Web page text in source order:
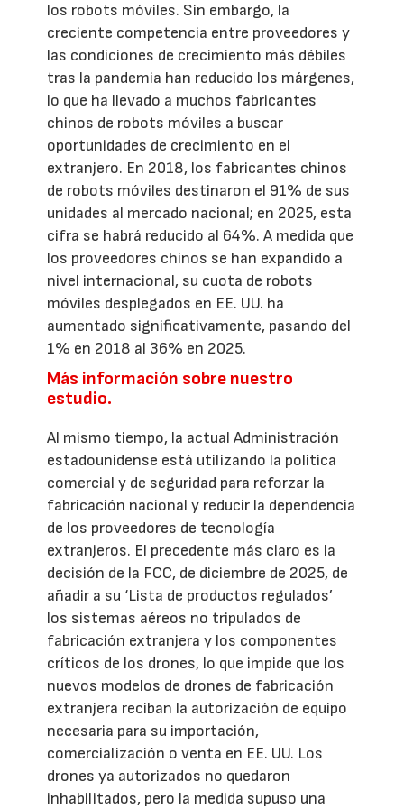
los robots móviles. Sin embargo, la
creciente competencia entre proveedores y
las condiciones de crecimiento más débiles
tras la pandemia han reducido los márgenes,
lo que ha llevado a muchos fabricantes
chinos de robots móviles a buscar
oportunidades de crecimiento en el
extranjero. En 2018, los fabricantes chinos
de robots móviles destinaron el 91% de sus
unidades al mercado nacional; en 2025, esta
cifra se habrá reducido al 64%. A medida que
los proveedores chinos se han expandido a
nivel internacional, su cuota de robots
móviles desplegados en EE. UU. ha
aumentado significativamente, pasando del
1% en 2018 al 36% en 2025.
Más información sobre nuestro
estudio.
Al mismo tiempo, la actual Administración
estadounidense está utilizando la política
comercial y de seguridad para reforzar la
fabricación nacional y reducir la dependencia
de los proveedores de tecnología
extranjeros. El precedente más claro es la
decisión de la FCC, de diciembre de 2025, de
añadir a su ‘Lista de productos regulados’
los sistemas aéreos no tripulados de
fabricación extranjera y los componentes
críticos de los drones, lo que impide que los
nuevos modelos de drones de fabricación
extranjera reciban la autorización de equipo
necesaria para su importación,
comercialización o venta en EE. UU. Los
drones ya autorizados no quedaron
inhabilitados, pero la medida supuso una